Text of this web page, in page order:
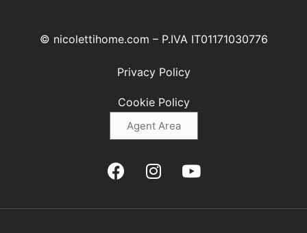
© nicolettihome.com – P.IVA IT01171030776
Privacy Policy
Cookie Policy
Agent Area